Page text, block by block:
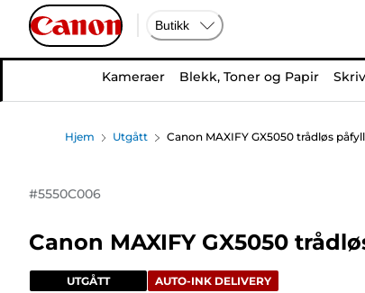
Butikk
Kameraer Blekk, Toner og Papir
Hjem Utgått Canon MAXIFY GX5050 trådløs
#5550C006
Canon MAXIFY GX5050
UTGÅTT AUTO-INK DELIVERY